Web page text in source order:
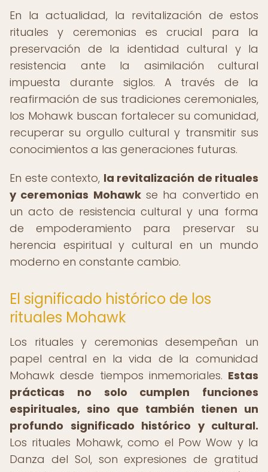
En la actualidad, la revitalización de estos
rituales y ceremonias es crucial para la
preservación de la identidad cultural y la
resistencia ante la asimilación cultural
impuesta durante siglos. A través de la
reafirmación de sus tradiciones ceremoniales,
los Mohawk buscan fortalecer su comunidad,
recuperar su orgullo cultural y transmitir sus
conocimientos a las generaciones futuras.
En este contexto, la revitalización de rituales
y ceremonias Mohawkse ha convertido en
un acto de resistencia cultural y una forma
de empoderamiento para preservar su
herencia espiritual y cultural en un mundo
moderno en constante cambio.
El significado histórico de los
rituales Mohawk
Los rituales y ceremonias desempeñan un
papel central en la vida de la comunidad
Mohawk desde tiempos inmemoriales. Estas
prácticas no solo cumplen funciones
espirituales, sino que también tienen un
profundo significado histórico y cultural.
Los rituales Mohawk, como el Pow Wow y la
Danza del Sol, son expresiones de gratitud